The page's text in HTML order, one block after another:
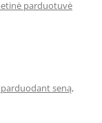
parduotuvė
seną,